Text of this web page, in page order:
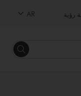
رؤية AR
Search